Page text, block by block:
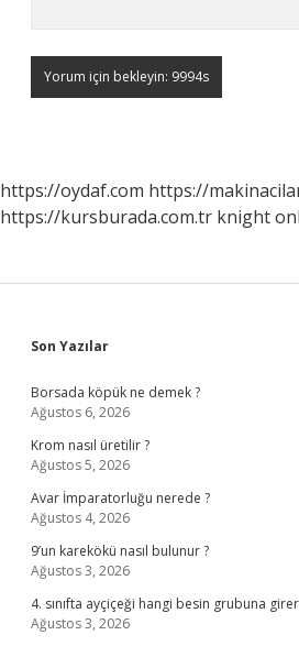
https://oydaf.com https://
https://kursburada.com.tr knight
Sidebar
Son Yazılar
Borsada köpük ne demek ?
Ağustos 6, 2026
Krom nasıl üretilir ?
Ağustos 5, 2026
Avar İmparatorluğu nerede ?
Ağustos 4, 2026
9’un karekökü nasıl bulunur ?
Ağustos 3, 2026
4. sınıfta ayçiçeği hangi besin grubuna
Ağustos 3, 2026